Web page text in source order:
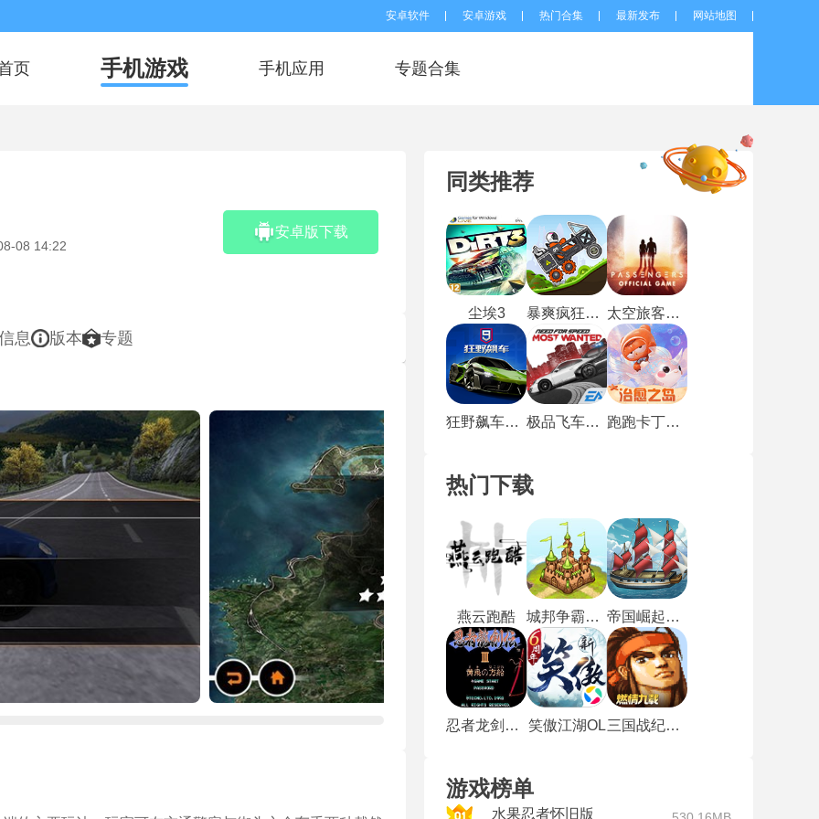
安卓软件 安卓游戏 热门合集 最新发布 网站地图
页 手机游戏 手机应用 专题合集
08 14:22
安卓版下载
息 版本 专题
同类推荐
尘埃3 暴爽疯狂赛车单机版 太空旅客手游
狂野飙车9离线版 极品飞车9重制版 跑跑卡丁车竞速版
热门下载
燕云跑酷 城邦争霸无敌版 帝国崛起手机版
忍者龙剑传3无敌版 笑傲江湖OL 三国战纪街机手机版
游戏榜单
水果忍者怀旧版